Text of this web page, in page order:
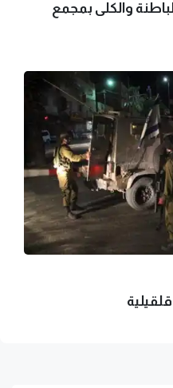
والكلى بمجمع